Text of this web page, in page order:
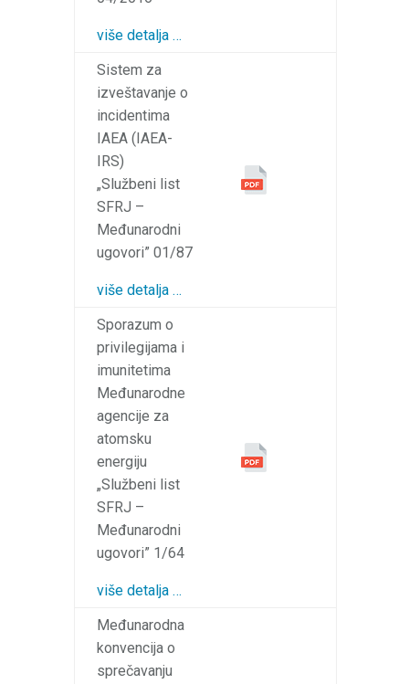
više detalja …
Sistem za
izveštavanje o
incidentima
IAEA (IAEA-
IRS)
„Službeni list
SFRJ –
Međunarodni
ugovori” 01/87
više detalja …
Sporazum o
privilegijama i
imunitetima
Međunarodne
agencije za
atomsku
energiju
„Službeni list
SFRJ –
Međunarodni
ugovori” 1/64
više detalja …
Međunarodna
konvencija o
sprečavanju